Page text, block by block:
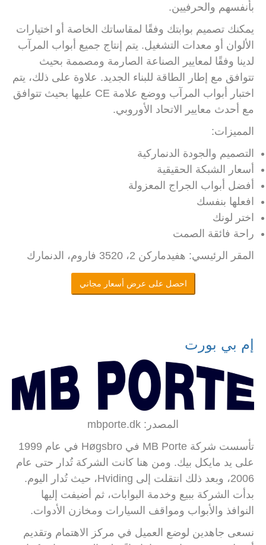
بأنفسهم والحرفيين.
يمكنك تصميم بوابتك وفقًا لمقاساتك الخاصة أو اختيارات
الألوان أو معدات التشغيل. يتم إنتاج جميع أبواب المرآب
لدينا وفقًا لمعايير الصناعة الصارمة ومصممة بحيث
تتوافق مع إطار الطاقة للبناء الجديد. علاوة على ذلك، يتم
اختبار أبواب المرآب ووضع علامة CE عليها بحيث تتوافق
مع أحدث معايير الاتحاد الأوروبي.
المميزات:
التصميم والجودة الدنماركية
أسعار الشبكة الحقيقية
أفضل أبواب الجراج المعزولة
افعلها بنفسك
اختر لونك
راحة فائقة الصمت
المقر الرئيسي: هفيدماركن 2، 3520 فاروم، الدنمارك
احصل على عرض أسعار مجاني
إم بي بورت
المصدر: mbporte.dk
تأسست شركة MB Porte في Høgsbro في عام 1999
على يد مايكل بيك. ومن هنا كانت الشركة تُدار حتى عام
2006، وبعد ذلك انتقلت إلى Hviding، حيث تُدار اليوم.
بدأت الشركة ببيع وخدمة البوابات، ثم أضيفت إليها
النوافذ والأبواب ومواقف السيارات ومخازن الأدوات.
نسعى جاهدين لوضع العميل في مركز الاهتمام وتقديم